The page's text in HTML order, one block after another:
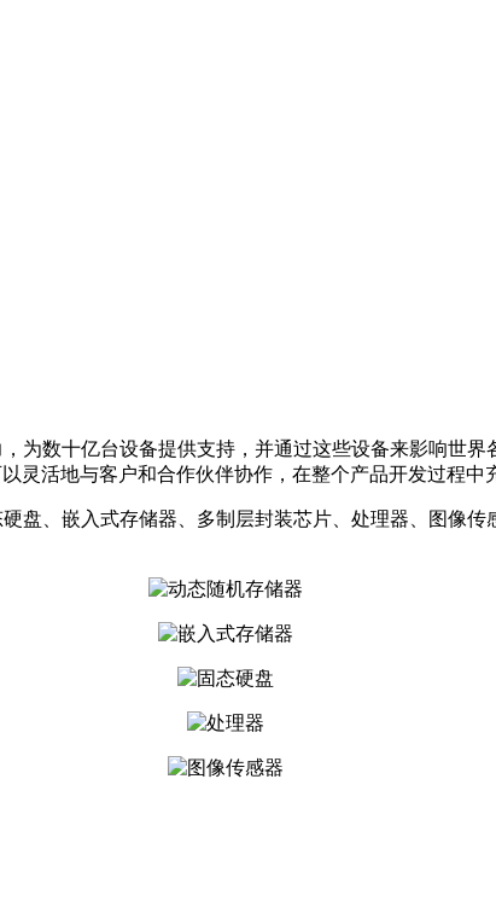
数十亿台设备提供支持，并通过这些设备来影响世界
灵活地与客户和合作伙伴协作，在整个产品开发过程中
、嵌入式存储器、多制层封装芯片、处理器、图像传